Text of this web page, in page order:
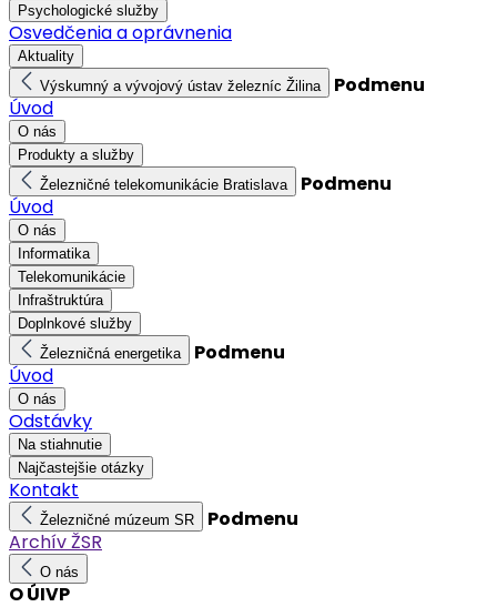
Psychologické služby
Osvedčenia a oprávnenia
Aktuality
Výskumný a vývojový ústav železníc Žilina
Podmenu
Úvod
O nás
Produkty a služby
Železničné telekomunikácie Bratislava
Podmenu
Úvod
O nás
Informatika
Telekomunikácie
Infraštruktúra
Doplnkové služby
Železničná energetika
Podmenu
Úvod
O nás
Odstávky
Na stiahnutie
Najčastejšie otázky
Kontakt
Železničné múzeum SR
Podmenu
Archív ŽSR
O nás
O ÚIVP